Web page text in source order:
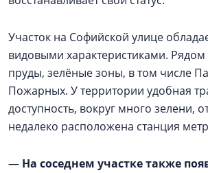
Участок на Софийской улице
видовыми характеристиками. Рядом
пруды, зелёные зоны, в том числе
Пожарных. У территории удобная
доступность, вокруг много зелени,
недалеко расположена станция
— На соседнем участке также